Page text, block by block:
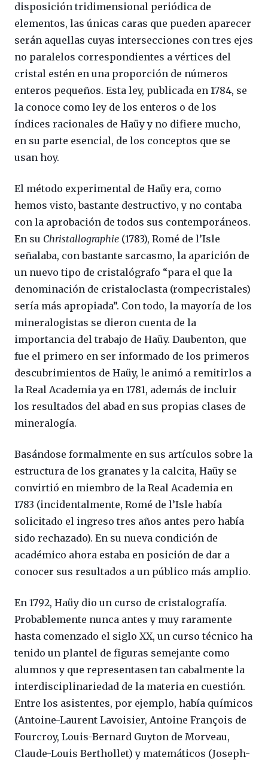
disposición tridimensional periódica de
elementos, las únicas caras que pueden aparecer
serán aquellas cuyas intersecciones con tres ejes
no paralelos correspondientes a vértices del
cristal estén en una proporción de números
enteros pequeños. Esta ley, publicada en 1784, se
la conoce como ley de los enteros o de los
índices racionales de Haüy y no difiere mucho,
en su parte esencial, de los conceptos que se
usan hoy.
El método experimental de Haüy era, como
hemos visto, bastante destructivo, y no contaba
con la aprobación de todos sus contemporáneos.
En su Christallographie (1783), Romé de l’Isle
señalaba, con bastante sarcasmo, la aparición de
un nuevo tipo de cristalógrafo “para el que la
denominación de cristaloclasta (rompecristales)
sería más apropiada”. Con todo, la mayoría de los
mineralogistas se dieron cuenta de la
importancia del trabajo de Haüy. Daubenton, que
fue el primero en ser informado de los primeros
descubrimientos de Haüy, le animó a remitirlos a
la Real Academia ya en 1781, además de incluir
los resultados del abad en sus propias clases de
mineralogía.
Basándose formalmente en sus artículos sobre la
estructura de los granates y la calcita, Haüy se
convirtió en miembro de la Real Academia en
1783 (incidentalmente, Romé de l’Isle había
solicitado el ingreso tres años antes pero había
sido rechazado). En su nueva condición de
académico ahora estaba en posición de dar a
conocer sus resultados a un público más amplio.
En 1792, Haüy dio un curso de cristalografía.
Probablemente nunca antes y muy raramente
hasta comenzado el siglo XX, un curso técnico ha
tenido un plantel de figuras semejante como
alumnos y que representasen tan cabalmente la
interdisciplinariedad de la materia en cuestión.
Entre los asistentes, por ejemplo, había químicos
(Antoine-Laurent Lavoisier, Antoine François de
Fourcroy, Louis-Bernard Guyton de Morveau,
Claude-Louis Berthollet) y matemáticos (Joseph-